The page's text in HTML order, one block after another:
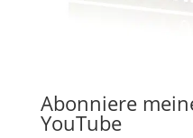
Abonniere
YouTube